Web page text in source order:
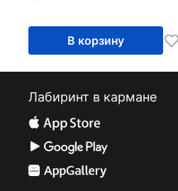
В корзину
Лабиринт в кармане